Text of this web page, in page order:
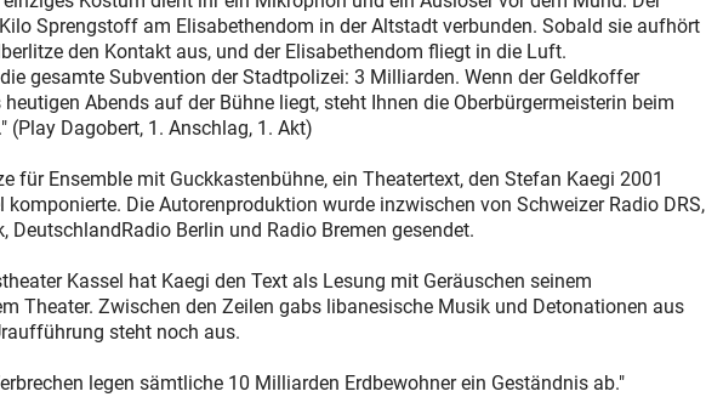
Sprengstoff am Elisabethendom in der Altstadt verbunden. Sobald sie aufhört
den Kontakt aus, und der Elisabethendom fliegt in die Luft.
gesamte Subvention der Stadtpolizei: 3 Milliarden. Wenn der Geldkoffer
Abends auf der Bühne liegt, steht Ihnen die Oberbürgermeisterin beim
(Play Dagobert, 1. Anschlag, 1. Akt)
für Ensemble mit Guckkastenbühne, ein Theatertext, den Stefan Kaegi 2001
Die Autorenproduktion wurde inzwischen von Schweizer Radio DRS,
DeutschlandRadio Berlin und Radio Bremen gesendet.
Kassel hat Kaegi den Text als Lesung mit Geräuschen seinem
Theater. Zwischen den Zeilen gabs libanesische Musik und Detonationen aus
steht noch aus.
legen sämtliche 10 Milliarden Erdbewohner ein Geständnis ab."